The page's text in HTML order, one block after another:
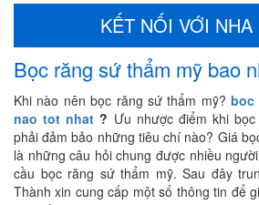
KẾT NỐI VỚI NHA
Bọc răng sứ thẩm mỹ bao
Khi nào nên bọc răng sứ thẩm mỹ?boc
nao tot nhat ? Ưu nhược điểm khi
phải đảm bảo những tiêu chí nào? Giá
là những câu hỏi chung được nhiều
cầu bọc răng sứ thẩm mỹ. Sau đây
Thành xin cung cấp một số thông tin để